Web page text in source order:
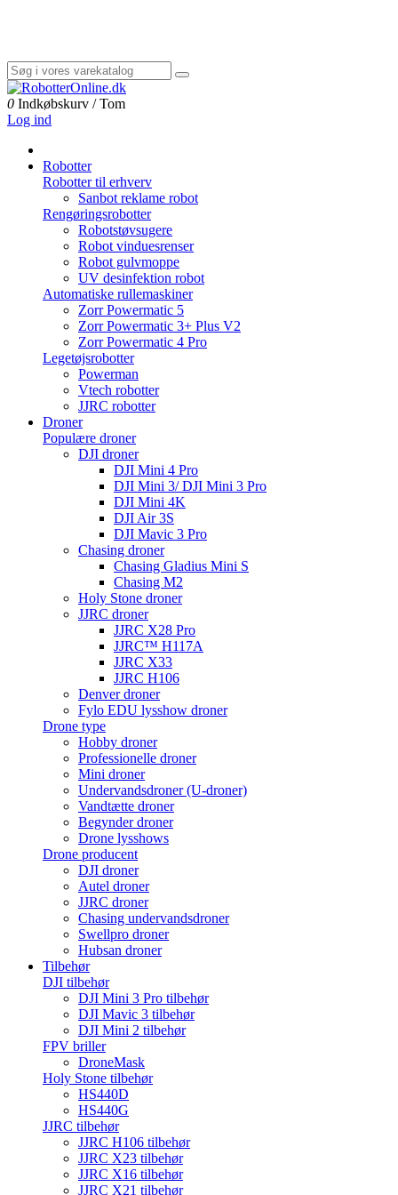
0 Indkøbskurv /Tom
Log ind
Robotter
Robotter til erhverv
Sanbot reklame robot
Rengøringsrobotter
Robotstøvsugere
Robot vinduesrenser
Robot gulvmoppe
UV desinfektion robot
Automatiske rullemaskiner
Zorr Powermatic 5
Zorr Powermatic 3+ Plus V2
Zorr Powermatic 4 Pro
Legetøjsrobotter
Powerman
Vtech robotter
JJRC robotter
Droner
Populære droner
DJI droner
DJI Mini 4 Pro
DJI Mini 3/ DJI Mini 3 Pro
DJI Mini 4K
DJI Air 3S
DJI Mavic 3 Pro
Chasing droner
Chasing Gladius Mini S
Chasing M2
Holy Stone droner
JJRC droner
JJRC X28 Pro
JJRC™ H117A
JJRC X33
JJRC H106
Denver droner
Fylo EDU lysshow droner
Drone type
Hobby droner
Professionelle droner
Mini droner
Undervandsdroner (U-droner)
Vandtætte droner
Begynder droner
Drone lysshows
Drone producent
DJI droner
Autel droner
JJRC droner
Chasing undervandsdroner
Swellpro droner
Hubsan droner
Tilbehør
DJI tilbehør
DJI Mini 3 Pro tilbehør
DJI Mavic 3 tilbehør
DJI Mini 2 tilbehør
FPV briller
DroneMask
Holy Stone tilbehør
HS440D
HS440G
JJRC tilbehør
JJRC H106 tilbehør
JJRC X23 tilbehør
JJRC X16 tilbehør
JJRC X21 tilbehør